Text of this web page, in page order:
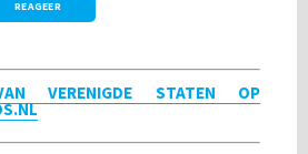
REAGEER
VERENIGDE STATEN OP